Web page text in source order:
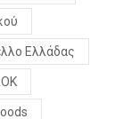
Ελλάδας